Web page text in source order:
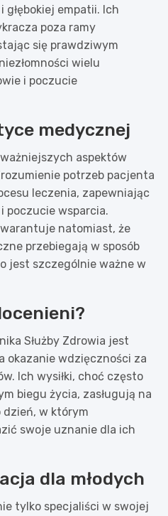
empatii. Ich
poza ramy
się prawdziwym
wielu
i poczucie
medycznej
aspektów
potrzeb pacjenta
leczenia, zapewniając
poczucie wsparcia.
natomiast, że
przebiegają w sposób
jest szczególnie ważne w
Służby Zdrowia jest
okazanie wdzięczności za
Ich wysiłki, choć często
biegu życia, zasługują na
dzień, w którym
swoje uznanie dla ich
dla młodych
tylko specjaliści w swojej